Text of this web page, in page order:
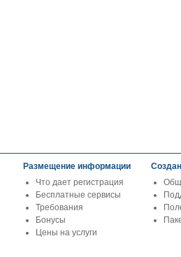
Размещение информации
Что дает регистрация
Бесплатные сервисы
Требования
Бонусы
Цены на услуги